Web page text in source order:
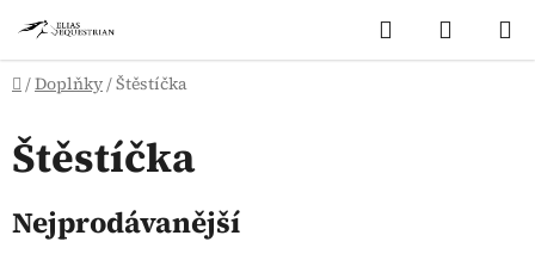
na
obsah
Hledat
KOŠÍK
Domů
/Doplňky/Štěstíčka
Štěstíčka
Nejprodávanější